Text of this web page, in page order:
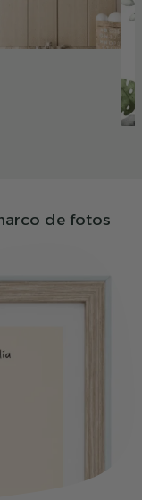
de fotos